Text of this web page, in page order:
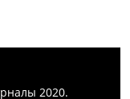
2020.